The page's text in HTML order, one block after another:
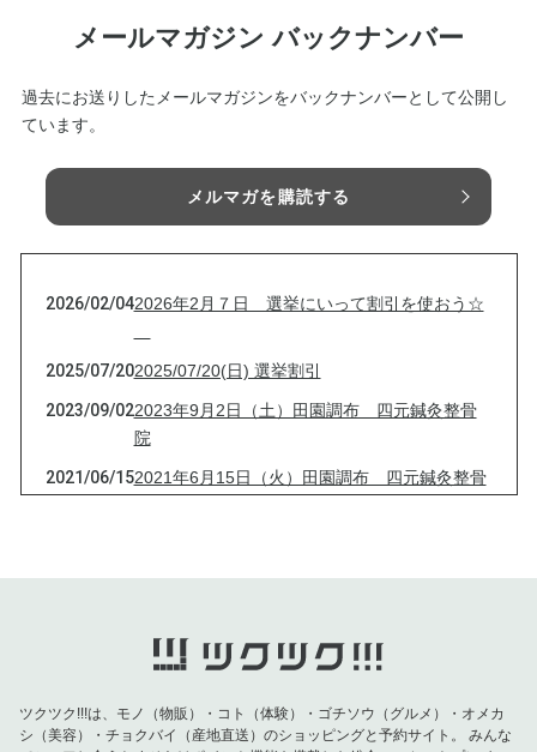
メールマガジン バックナンバー
過去にお送りしたメールマガジンをバックナンバーとして公開し
ています。
メルマガを購読する
2026/02/042026年2月７日 選挙にいって割引を使おう☆
2025/07/202025/07/20(日) 選挙割引
2023/09/022023年9月2日（土）田園調布 四元鍼灸整骨
院
2021/06/152021年6月15日（火）田園調布 四元鍼灸整骨
院
2021/03/03 2021年3月3日（水）田園調布 四元鍼灸整骨
ツクツク!!!は、モノ（物販）・コト（体験）・ゴチソウ（グルメ）・オメカ
シ（美容）・チョクバイ（産地直送）のショッピングと予約サイト。
みんな